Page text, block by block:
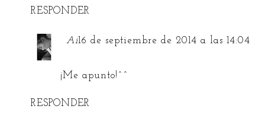
RESPONDER
Ai16 de septiembre de 2014 a las 14:04
¡Me apunto!^^
RESPONDER